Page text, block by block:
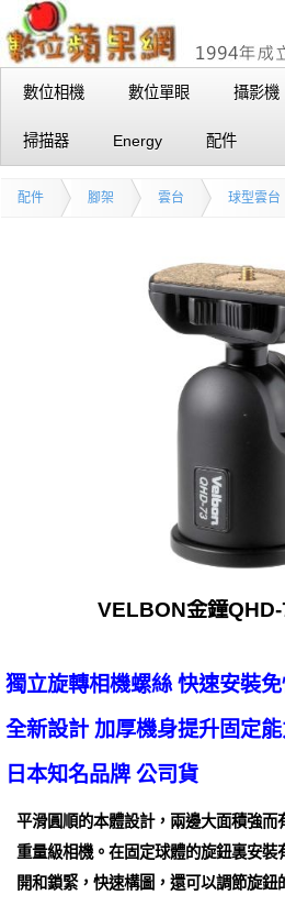
數位相機 數位單眼 攝影機
掃描器 Energy 配件
配件 腳架 雲台 球型雲台
VELBON金鐘
獨立旋轉相機螺絲 快速安裝
全新設計 加厚機身提升固定
日本知名品牌 公司貨
平滑圓順的本體設計，兩邊大面積強而
重量級相機。在固定球體的旋鈕裏安裝
開和鎖緊，快速構圖，還可以調節旋鈕